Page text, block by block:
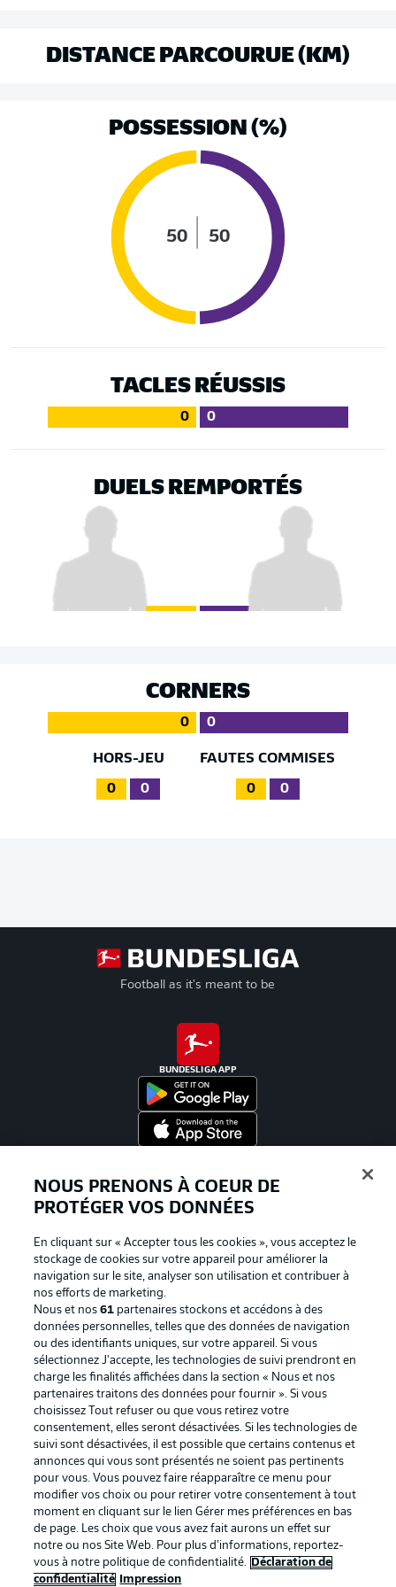
DISTANCE PARCOURUE (KM)
POSSESSION (%)
50 50
TACLES RÉUSSIS
0 0
DUELS REMPORTÉS
CORNERS
0 0
HORS-JEU
0 0
FAUTES COMMISES
0 0
Football as it's meant to be
BUNDESLIGA APP
La publicité Conditions d’utilisation des
Mentions Légales Gérer mes préférences
Déclaration de
confidentialité
Diffuseurs
Travaux Contact
Impression Joueurs
NOUS PRENONS À COEUR DE
PROTÉGER VOS DONNÉES
En cliquant sur « Accepter tous les cookies », vous acceptez le
stockage de cookies sur votre appareil pour améliorer la
navigation sur le site, analyser son utilisation et contribuer à
nos efforts de marketing.
Nous et nos61 partenaires stockons et accédons à des
données personnelles, telles que des données de navigation
ou des identifiants uniques, sur votre appareil. Si vous
sélectionnez J'accepte, les technologies de suivi prendront en
charge les finalités affichées dans la section « Nous et nos
partenaires traitons des données pour fournir ». Si vous
choisissez Tout refuser ou que vous retirez votre
consentement, elles seront désactivées. Si les technologies de
suivi sont désactivées, il est possible que certains contenus et
annonces qui vous sont présentés ne soient pas pertinents
pour vous. Vous pouvez faire réapparaître ce menu pour
modifier vos choix ou pour retirer votre consentement à tout
moment en cliquant sur le lien Gérer mes préférences en bas
de page. Les choix que vous avez fait aurons un effet sur
notre ou nos Site Web. Pour plus d’informations, reportez-
vous à notre politique de confidentialité.
Déclaration de
confidentialité
Impression